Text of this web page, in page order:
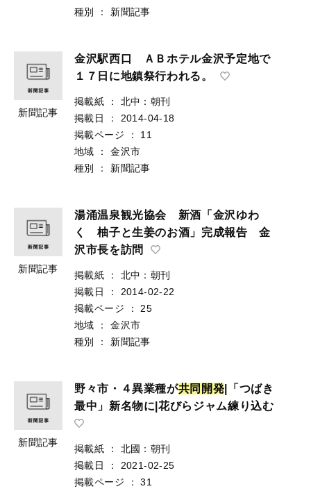
種別
： 新聞記事
新聞記事
金沢駅西口 ＡＢホテル金沢予定地で
１７日に地鎮祭行われる。
掲載紙 ：
北中：朝刊
掲載日
：
2014-04-18
掲載ページ
：
11
地域
：
金沢市
種別
： 新聞記事
新聞記事
湯涌温泉観光協会 新酒「金沢ゆわ
く 柚子と生姜のお酒」完成報告 金
沢市長を訪問
掲載紙 ：
北中：朝刊
掲載日
：
2014-02-22
掲載ページ
：
25
地域
：
金沢市
種別
： 新聞記事
新聞記事
野々市・４異業種が共同 開発 |「つばき
最中」新名物に|花びらジャム練り込む
掲載紙 ：
北國：朝刊
掲載日
：
2021-02-25
掲載ページ
：
31